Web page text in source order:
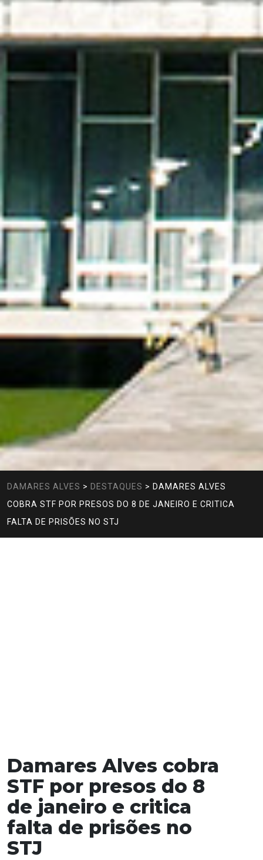
DAMARES ALVES > DESTAQUES > DAMARES ALVES
COBRA STF POR PRESOS DO 8 DE JANEIRO E CRITICA
FALTA DE PRISÕES NO STJ
Damares Alves cobra
STF por presos do 8
de janeiro e critica
falta de prisões no
STJ